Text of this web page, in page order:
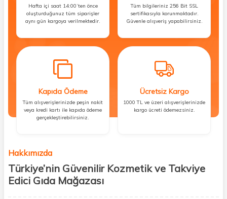
Hafta içi saat 14:00’ten önce
oluşturduğunuz tüm siparişler
aynı gün kargoya verilmektedir.
Tüm bilgileriniz 256 Bit SSL
sertifikasıyla korunmaktadır.
Güvenle alışveriş yapabilirsiniz.
Kapıda Ödeme
Tüm alışverişlerinizde peşin nakit
veya kredi kartı ile kapıda ödeme
gerçekleştirebilirsiniz.
Ücretsiz Kargo
1000 TL ve üzeri alışverişlerinizde
kargo ücreti ödemezsiniz.
Hakkımızda
Türkiye’nin Güvenilir Kozmetik ve Takviye
Edici Gıda Mağazası